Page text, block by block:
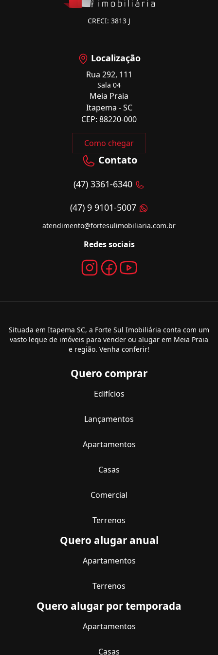
CRECI: 3813 J
Localização
Rua 292, 111
Sala 04
Meia Praia
Itapema - SC
CEP: 88220-000
Como chegar
Contato
(47) 3361-6340
(47) 9 9101-5007
atendimento@fortesulimobiliaria.com.br
Redes sociais
Situada em Itapema SC, a Forte Sul Imobiliária conta com um
vasto leque de imóveis para vender ou alugar em Meia Praia
e região. Venha conferir!
Quero comprar
Edifícios
Lançamentos
Apartamentos
Casas
Comercial
Terrenos
Quero alugar anual
Apartamentos
Terrenos
Quero alugar por temporada
Apartamentos
Casas